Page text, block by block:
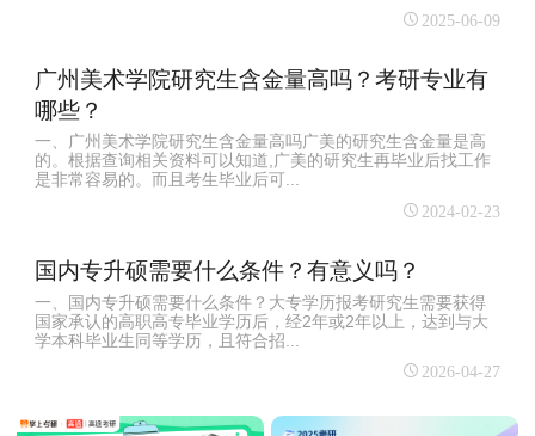
2025-06-09
广州美术学院研究生含金量高吗？考研专业有
哪些？
一、广州美术学院研究生含金量高吗广美的研究生含金量是高
的。根据查询相关资料可以知道,广美的研究生再毕业后找工作
是非常容易的。而且考生毕业后可...
2024-02-23
国内专升硕需要什么条件？有意义吗？
一、国内专升硕需要什么条件？大专学历报考研究生需要获得
国家承认的高职高专毕业学历后，经2年或2年以上，达到与大
学本科毕业生同等学历，且符合招...
2026-04-27